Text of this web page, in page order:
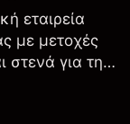
εταιρεία
με μετοχές
για την
και